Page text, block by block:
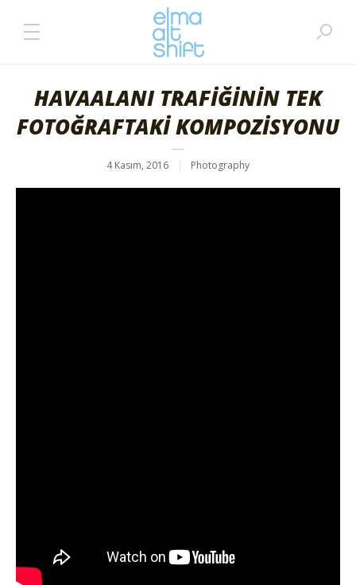
HAVAALANI TRAFİĞİNİN TEK
FOTOĞRAFTAKİ KOMPOZİSYONU
4 Kasım, 2016 Photography